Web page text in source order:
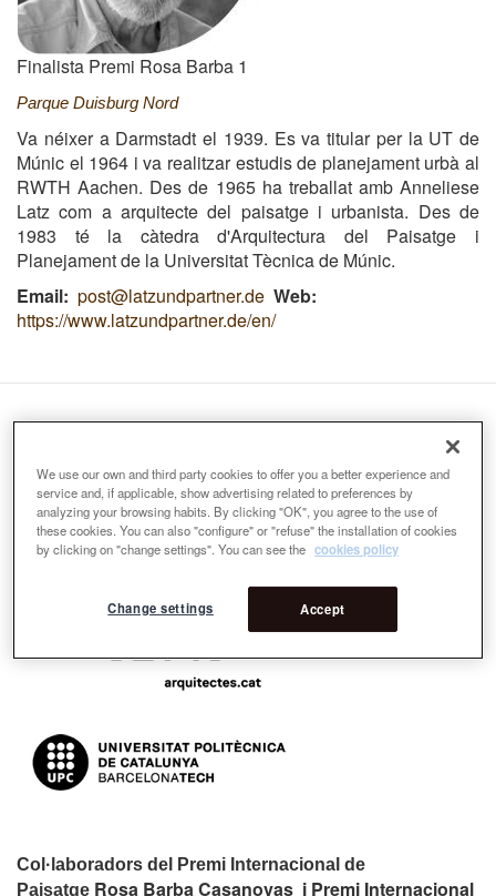
Finalista Premi Rosa Barba 1
Parque Duisburg Nord
Va néixer a Darmstadt el 1939. Es va titular per la UT de
Múnic el 1964 i va realitzar estudis de planejament urbà al
RWTH Aachen. Des de 1965 ha treballat amb Anneliese
Latz com a arquitecte del paisatge i urbanista. Des de
1983 té la càtedra d'Arquitectura del Paisatge i
Planejament de la Universitat Tècnica de Múnic.
Email post@latzundpartner.de Web
https://www.latzundpartner.de/en/
Organitzadors:
Col·laboradors del Premi Internacional de
Paisatge Rosa Barba Casanovas i Premi Internacional
We use our own and third party cookies to offer you a better experience and
service and, if applicable, show advertising related to preferences by
analyzing your browsing habits. By clicking "OK", you agree to the use of
these cookies. You can also "configure" or "refuse" the installation of cookies
by clicking on "change settings". You can see the cookies policy
Accept
Change settings